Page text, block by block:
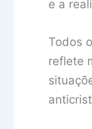
e a
Todos
reflete